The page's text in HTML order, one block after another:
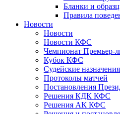
Бланки и
Правила
Новости
Новости
Новости КФС
Чемпионат Премьер-
Кубок КФС
Судейские назначения
Протоколы матчей
Постановления
Решения КДК КФС
Решения АК КФС